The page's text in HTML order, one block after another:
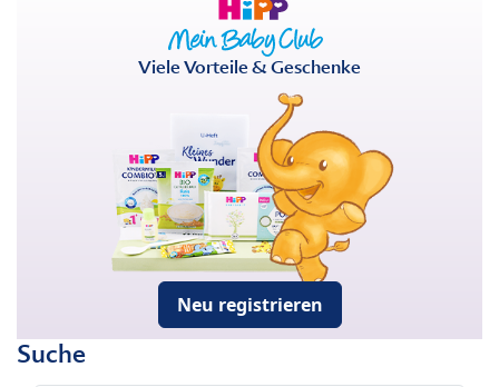
Viele Vorteile & Geschenke
Neu registrieren
Suche